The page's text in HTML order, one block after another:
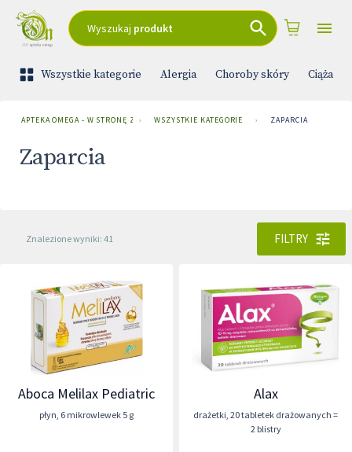
Wyszukaj produkt
Wszystkie kategorie Alergia Choroby skóry Ciąża i
APTEKA OMEGA - W STRONĘ ZDROWIA
› WSZYSTKIE KATEGORIE › ZAPARCIA
Zaparcia
Znalezione wyniki: 41 FILTRY
Aboca Melilax Pediatric
płyn, 6 mikrowlewek 5 g
Alax
drażetki, 20 tabletek drażowanych =
2 blistry